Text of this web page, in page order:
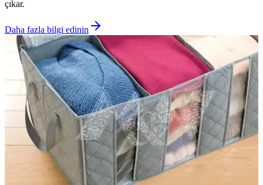
çıkar.
Daha fazla bilgi edinin